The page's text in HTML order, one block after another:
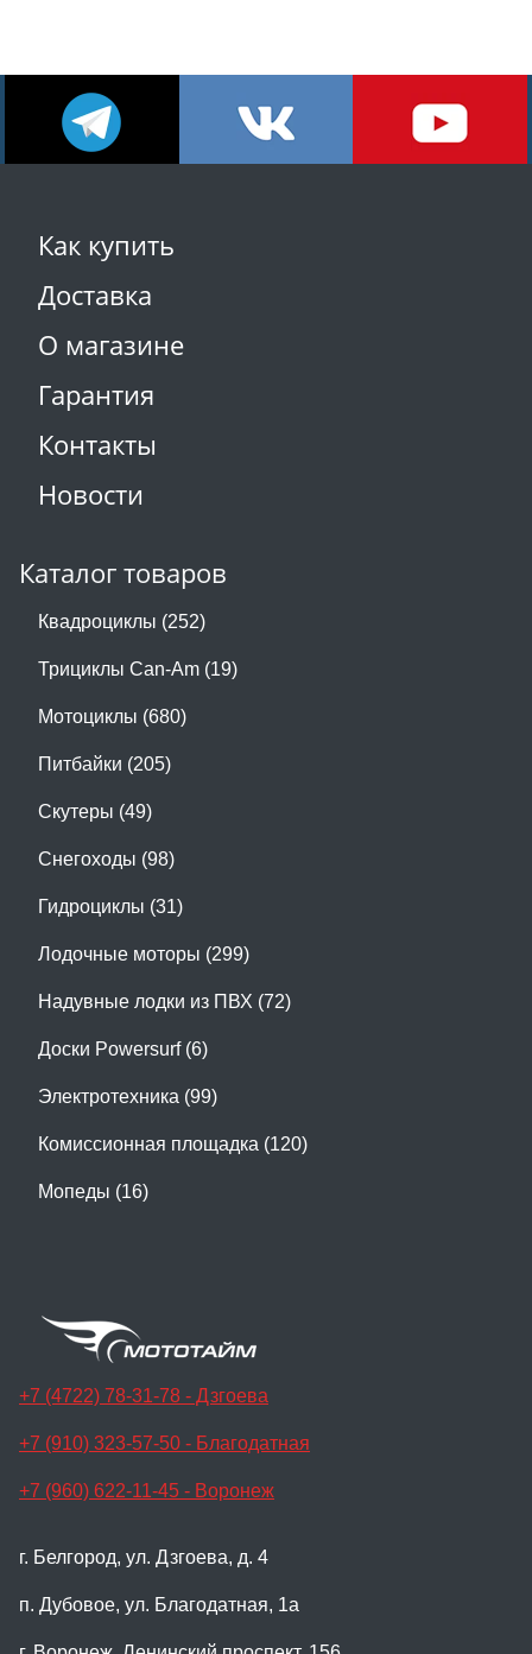
Как купить
Доставка
О магазине
Гарантия
Контакты
Новости
Каталог товаров
Квадроциклы (252)
Трициклы Can-Am (19)
Мотоциклы (680)
Питбайки (205)
Скутеры (49)
Снегоходы (98)
Гидроциклы (31)
Лодочные моторы (299)
Надувные лодки из ПВХ (72)
Доски Powersurf (6)
Электротехника (99)
Комиссионная площадка (120)
Мопеды (16)
+7 (4722) 78-31-78 - Дзгоева
+7 (910) 323-57-50 - Благодатная
+7 (960) 622-11-45 - Воронеж
г. Белгород, ул. Дзгоева, д. 4
п. Дубовое, ул. Благодатная, 1а